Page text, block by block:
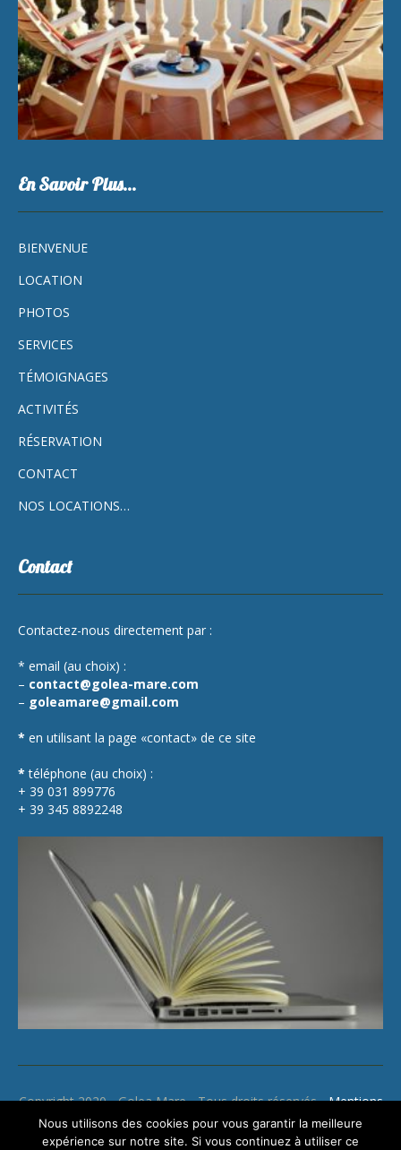
En Savoir Plus…
BIENVENUE
LOCATION
PHOTOS
SERVICES
TÉMOIGNAGES
ACTIVITÉS
RÉSERVATION
CONTACT
NOS LOCATIONS…
Contact
Contactez-nous directement par :
* email (au choix) :
– contact@golea-mare.com
– goleamare@gmail.com
* en utilisant la page «contact» de ce site
* téléphone (au choix) :
+ 39 031 899776
+ 39 345 8892248
Copyright 2020 - Golea Mare - Tous droits réservés -Mentions
légales
Nous utilisons des cookies pour vous garantir la meilleure
expérience sur notre site. Si vous continuez à utiliser ce